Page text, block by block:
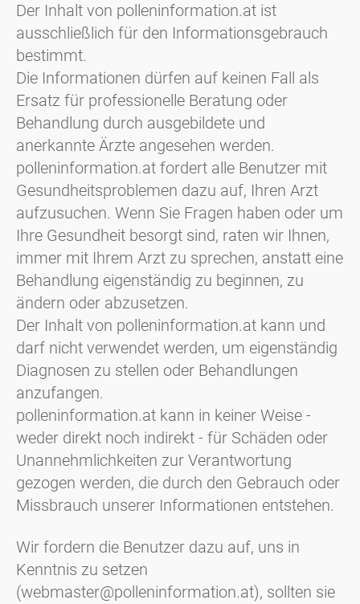
Der Inhalt von polleninformation.at ist
ausschließlich für den Informationsgebrauch
bestimmt.
Die Informationen dürfen auf keinen Fall als
Ersatz für professionelle Beratung oder
Behandlung durch ausgebildete und
anerkannte Ärzte angesehen werden.
polleninformation.at fordert alle Benutzer mit
Gesundheitsproblemen dazu auf, Ihren Arzt
aufzusuchen. Wenn Sie Fragen haben oder um
Ihre Gesundheit besorgt sind, raten wir Ihnen,
immer mit Ihrem Arzt zu sprechen, anstatt eine
Behandlung eigenständig zu beginnen, zu
ändern oder abzusetzen.
Der Inhalt von polleninformation.at kann und
darf nicht verwendet werden, um eigenständig
Diagnosen zu stellen oder Behandlungen
anzufangen.
polleninformation.at kann in keiner Weise -
weder direkt noch indirekt - für Schäden oder
Unannehmlichkeiten zur Verantwortung
gezogen werden, die durch den Gebrauch oder
Missbrauch unserer Informationen entstehen.
Wir fordern die Benutzer dazu auf, uns in
Kenntnis zu setzen
(webmaster@polleninformation.at), sollten sie